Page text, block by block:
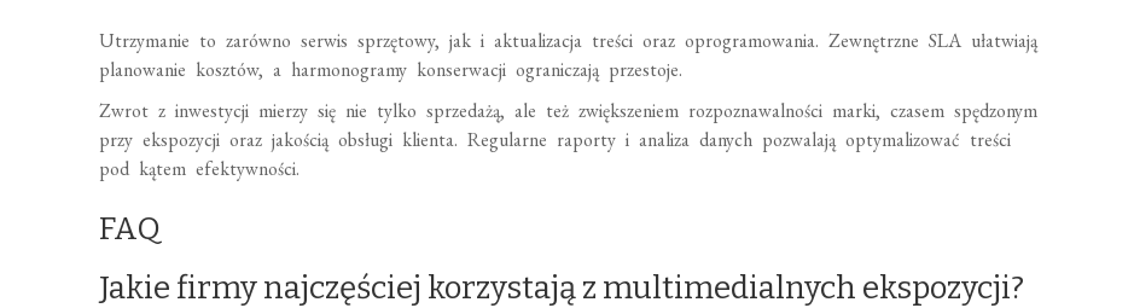
Utrzymanie to zarówno serwis sprzętowy, jak i aktualizacja treści oraz oprogramowania. Zewnętrzne SLA ułatwiają
planowanie kosztów, a harmonogramy konserwacji ograniczają przestoje.
Zwrot z inwestycji mierzy się nie tylko sprzedażą, ale też zwiększeniem rozpoznawalności marki, czasem spędzonym
przy ekspozycji oraz jakością obsługi klienta. Regularne raporty i analiza danych pozwalają optymalizować treści
pod kątem efektywności.
FAQ
Jakie firmy najczęściej korzystają z multimedialnych ekspozycji?